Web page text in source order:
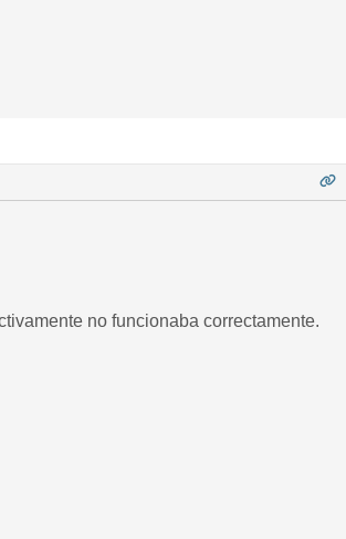
no funcionaba correctamente.